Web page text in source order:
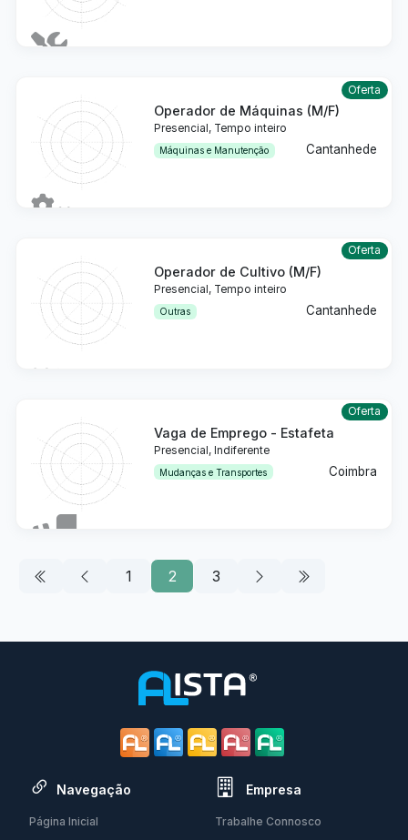
Detalhes
Oferta
Operador de Máquinas (M/F)
Presencial, Tempo inteiro
Máquinas e Manutenção Cantanhede
Detalhes
Oferta
Operador de Cultivo (M/F)
Presencial, Tempo inteiro
Outras Cantanhede
Oferta
Vaga de Emprego - Estafeta
Presencial, Indiferente
Mudanças e Transportes Coimbra
Detalhes
1 2 3
Navegação
Página Inicial
Empresa
Trabalhe Connosco